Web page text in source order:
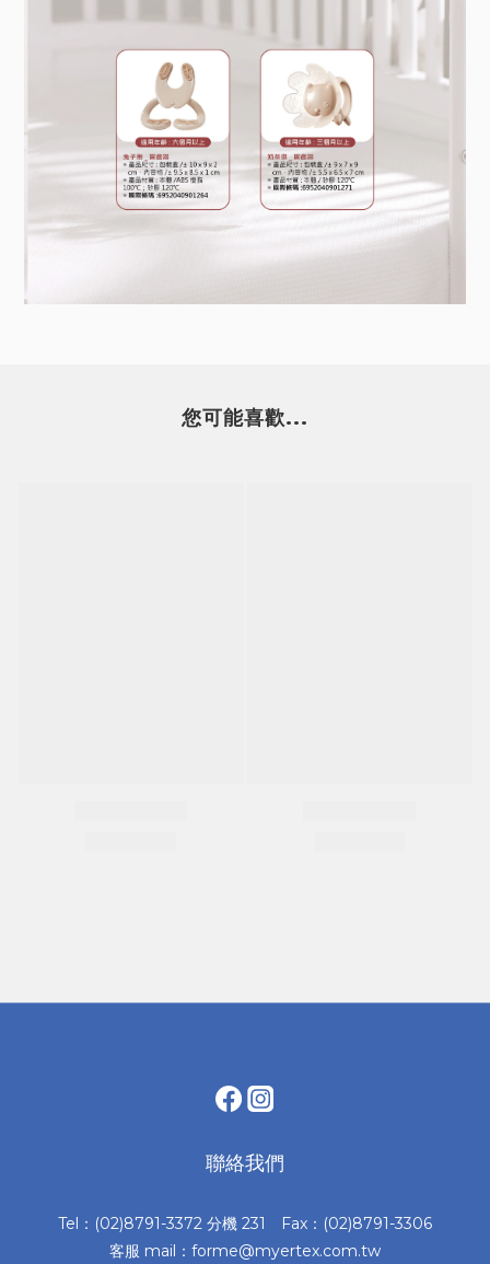
您可能喜歡...
聯絡我們
Tel：(02)8791-3372 分機 231 Fax：(02)8791-3306
客服 mail：forme@myertex.com.tw